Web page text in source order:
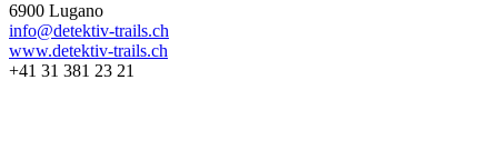
6900 Lugano
info@detektiv-trails.ch
www.detektiv-trails.ch
+41 31 381 23 21